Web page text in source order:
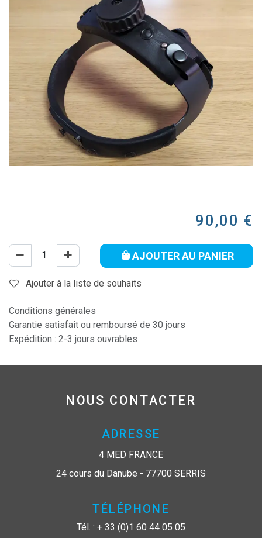
90,00 €
AJOUTER AU PANIER
Ajouter à la liste de souhaits
Conditions générales
Garantie satisfait ou remboursé de 30 jours
Expédition : 2-3 jours ouvrables
NOUS CONTACTER
ADRESSE
4 MED FRANCE
24 cours du Danube - 77700 SERRIS
TÉLÉPHONE
Tél. : + 33 (0)1 60 44 05 05